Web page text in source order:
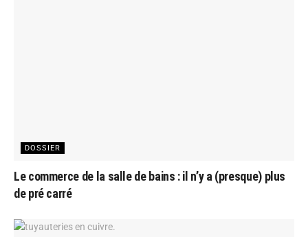
DOSSIER
Le commerce de la salle de bains : il n’y a (presque) plus
de pré carré